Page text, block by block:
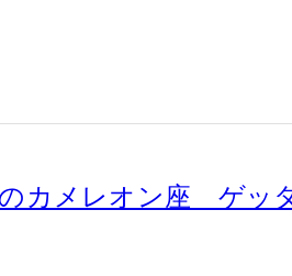
カメレオン座 ゲッ